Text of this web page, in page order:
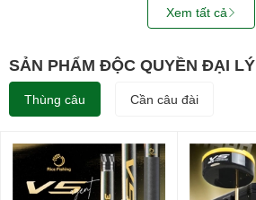
Xem tất cả
SẢN PHẨM ĐỘC QUYỀN ĐẠI LÝ
Thùng câu Cần câu đài